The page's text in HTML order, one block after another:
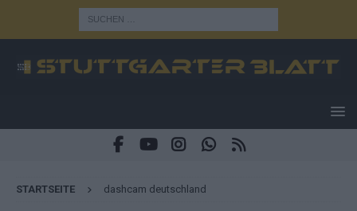
STARTSEITE dashcam deutschland